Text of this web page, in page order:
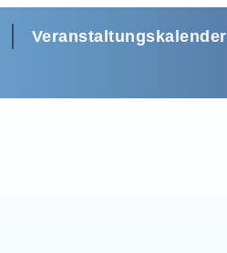
Veranstaltungskalender